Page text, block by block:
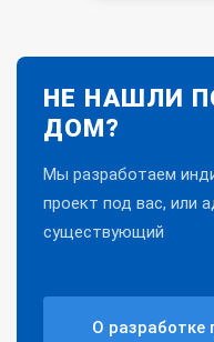
НЕ НАШЛИ
ДОМ?
Мы разработаем
проект под вас, или
существующий
О разработке